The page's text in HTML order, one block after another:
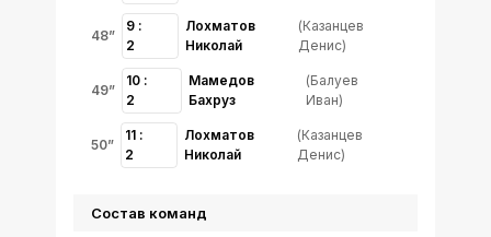
48”
9 :
2
Лохматов
Николай
(Казанцев
Денис)
49”
10 :
2
Мамедов
Бахруз
(Балуев
Иван)
50”
11 :
2
Лохматов
Николай
(Казанцев
Денис)
Состав команд